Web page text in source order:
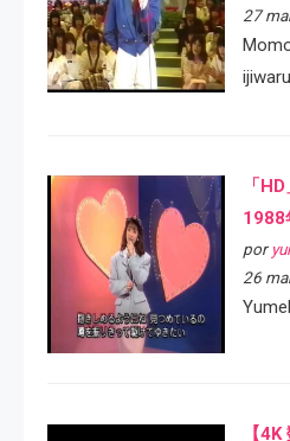
27
ijiwaru
「
1988
por
26
【